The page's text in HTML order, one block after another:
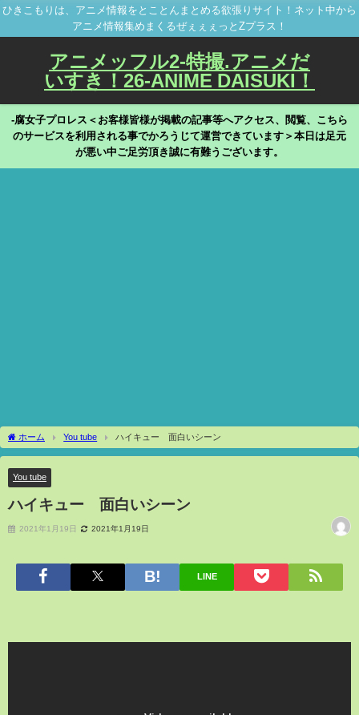
ひきこもりは、アニメ情報をとことんまとめる欲張りサイト！ネット中から
アニメ情報集めまくるぜぇぇぇっとZプラス！
アニメッフル2-特撮.アニメだ
いすき！26-ANIME DAISUKI！
-腐女子プロレス＜お客様皆様が掲載の記事等へアクセス、閲覧、こちら
のサービスを利用される事でかろうじて運営できています＞本日は足元
が悪い中ご足労頂き誠に有難うございます。
ホーム You tube ハイキュー 面白いシーン
You tube
ハイキュー 面白いシーン
2021年1月19日 2021年1月19日
LINE